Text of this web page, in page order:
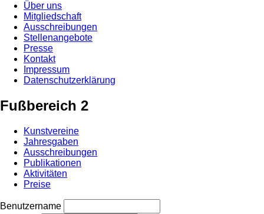
Über uns
Mitgliedschaft
Ausschreibungen
Stellenangebote
Presse
Kontakt
Impressum
Datenschutzerklärung
Fußbereich 2
Kunstvereine
Jahresgaben
Ausschreibungen
Publikationen
Aktivitäten
Preise
Benutzername